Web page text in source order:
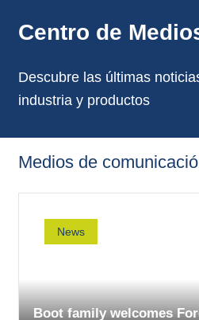
Centro de
Descubre las últimas
industria y productos
Medios de
News
Boot family welcomes